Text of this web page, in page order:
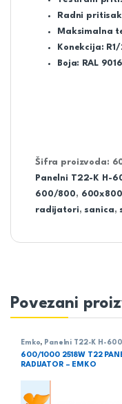
Radni
Maksimalna
Konekcija:
Boja: RAL 9016
Šifra proizvoda:
Panelni T22-K H-
600/800, 600x800
radijatori, sanica,
Povezani
Emko, Panelni T22-K H-600
600/1000 2518W T22
RADIJATOR – EMKO